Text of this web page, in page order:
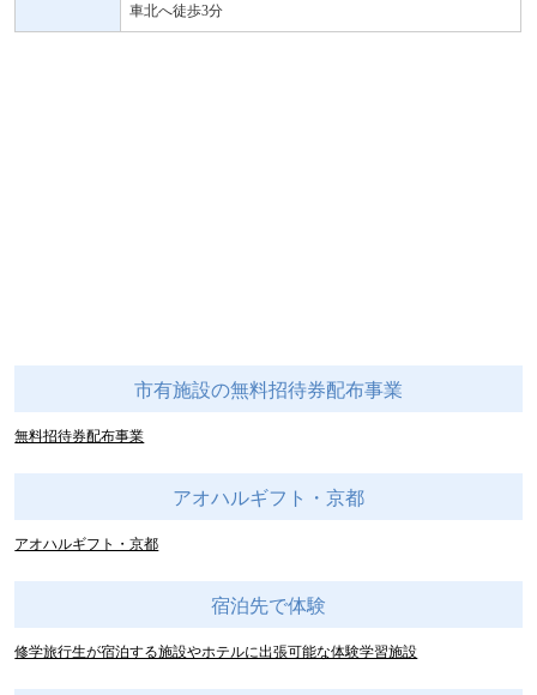
車北へ徒歩3分
市有施設の無料招待券配布事業
無料招待券配布事業
アオハルギフト・京都
アオハルギフト・京都
宿泊先で体験
修学旅行生が宿泊する施設やホテルに出張可能な体験学習施設